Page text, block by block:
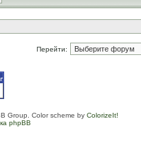
Перейти:
Group. Color scheme by ColorizeIt!
phpBB